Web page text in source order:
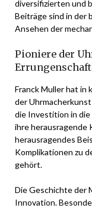
diversifizierten und
Beiträge sind in der
Ansehen der
Pioniere der
Franck Muller hat in
der
die Investition in die
ihre herausragende
herausragendes
Komplikationen zu
gehört.
Die Geschichte der
Innovation.